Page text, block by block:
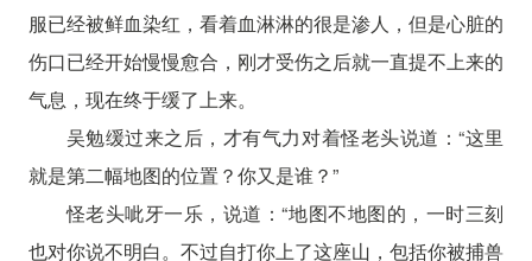
服已经被鲜血染红，看着血淋淋的很是渗人，但是心脏的
伤口已经开始慢慢愈合，刚才受伤之后就一直提不上来的
气息，现在终于缓了上来。
吴勉缓过来之后，才有气力对着怪老头说道：“这里
就是第二幅地图的位置？你又是谁？”
怪老头呲牙一乐，说道：“地图不地图的，一时三刻
也对你说不明白。不过自打你上了这座山，包括你被捕兽